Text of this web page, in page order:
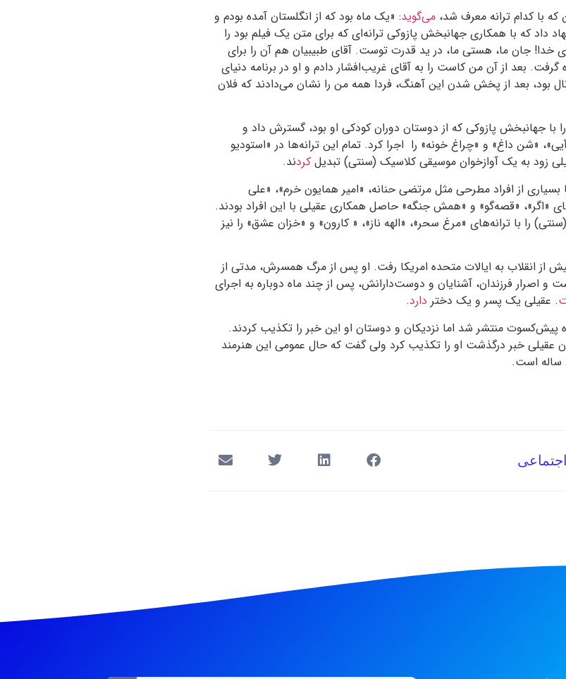
با کدام ترانه معرف شد، می‌گوید: «یک ماه بود که از انگلستان آمده بودم و
داد که با همکاری جهانبخش پازوکی ترانه‌ای که برای متن یک فیلم بود را
خدا! جان ما، هستی ما، در ید قدرت توست. آقای طبیبیان هم آن را برای
بعد از آن من کاست را به آقای غریب‌افشار دادم و او در برنامه دنیای
بعد از پخش شدن این آهنگ، فردا همه من را نشان می‌دادند که فلان
خود را با جهانبخش پازوکی که از دوستان دوران کودکی او بود، گسترش داد و
«شن داغ» و «چراغ خونه» را اجرا کرد. تمام این ترانه‌ها در «استودیو
زود به یک آوازخوان موسیقی کلاسیک (سنتی) تبدیل کردند.
از افراد مطرحی مثل مرتضی حنانه، «امیر همایون خرم»، «علی
«اگر»، «قصه‌گو» و «همش جنگه» حاصل همکاری عقیلی با این افراد بودند.
را با ترانه‌های «مرغ سحر»، «الهه ناز»، « کارون» و «خزان عشق» را نیز
در سال ۱۳۵۶، اندکی پیش از انقلاب به ایالات متحده امریکا رفت. او پس از مرگ همسرش، مدتی از
و اصرار فرزندان، آشنایان و دوست‌دارانش، پس از چند ماه دوباره به اجرای
. عقیلی یک پسر و یک دختر دارد.
پیش‌کسوت منتشر شد اما نزدیکان و دوستان او این خبر را تکذیب کردند.
عقیلی خبر درگذشت او را تکذیب کرد ولی گفت که حال عمومی این هنرمند